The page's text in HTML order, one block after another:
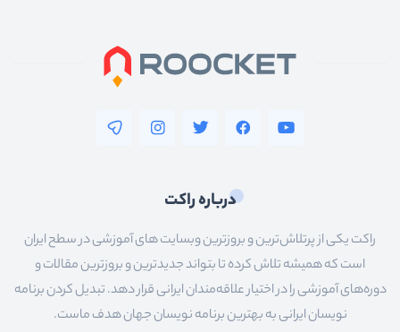
درباره راکت
راکت یکی از پرتلاش‌ترین و بروزترین وبسایت های آموزشی در سطح ایران
است که همیشه تلاش کرده تا بتواند جدیدترین و بروزترین مقالات و
دوره‌های آموزشی را در اختیار علاقه‌مندان ایرانی قرار دهد. تبدیل کردن برنامه
نویسان ایرانی به بهترین برنامه نویسان جهان هدف ماست.